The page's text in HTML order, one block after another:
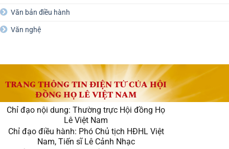
Văn bản điều hành
Văn nghệ
TRANG THÔNG TIN ĐIỆN TỬ CỦA HỘI
ĐỒNG HỌ LÊ VIỆT NAM
Chỉ đạo nội dung: Thường trực Hội đồng Họ
Lê Việt Nam
Chỉ đạo điều hành: Phó Chủ tịch HĐHL Việt
Nam, Tiến sĩ Lê Cảnh Nhạc